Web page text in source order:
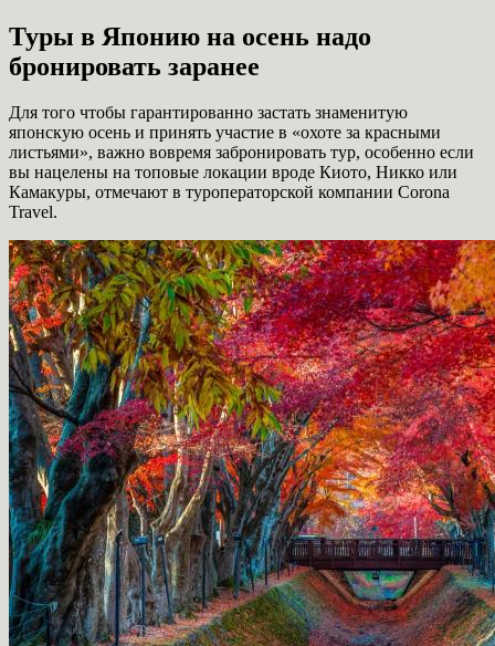
Туры в Японию на осень надо
бронировать заранее
Для того чтобы гарантированно застать знаменитую
японскую осень и принять участие в «охоте за красными
листьями», важно вовремя забронировать тур, особенно если
вы нацелены на топовые локации вроде Киото, Никко или
Камакуры, отмечают в туроператорской компании Corona
Travel.